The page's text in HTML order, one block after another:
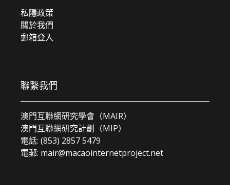
私隱政策
關於我們
郵箱登入
聯繫我們
澳門互聯網研究學會（MAIR）
澳門互聯網研究計劃（MIP）
電話: (853) 2857 5479
電郵: mair@macaointernetproject.net